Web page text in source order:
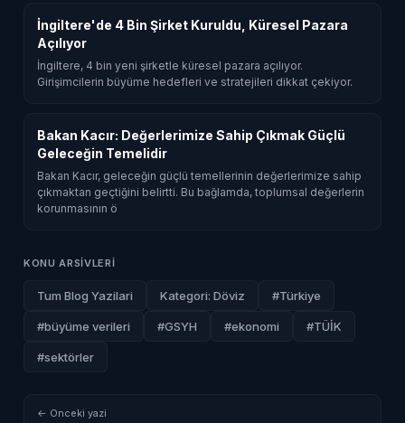
İngiltere'de 4 Bin Şirket Kuruldu, Küresel Pazara
Açılıyor
İngiltere, 4 bin yeni şirketle küresel pazara açılıyor.
Girişimcilerin büyüme hedefleri ve stratejileri dikkat çekiyor.
Bakan Kacır: Değerlerimize Sahip Çıkmak Güçlü
Geleceğin Temelidir
Bakan Kacır, geleceğin güçlü temellerinin değerlerimize sahip
çıkmaktan geçtiğini belirtti. Bu bağlamda, toplumsal değerlerin
korunmasının ö
KONU ARSIVLERI
Tum Blog Yazilari Kategori: Döviz #Türkiye
#büyüme verileri #GSYH #ekonomi #TÜİK
#sektörler
← Onceki yazi